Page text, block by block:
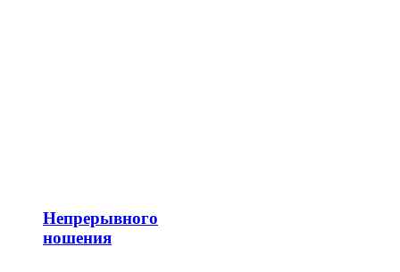
Непрерывного
ношения